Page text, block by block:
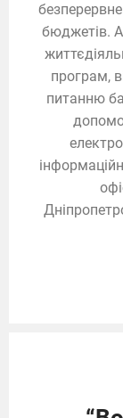
бюджетів.
програм,
питанню